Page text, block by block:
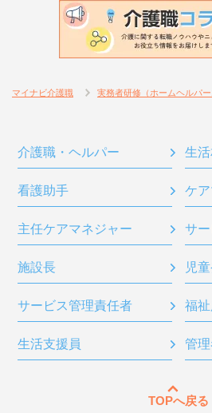
マイナビ介護職 実務者研修（ホームヘルパー
介護職・ヘルパー 生
看護助手 ケ
主任ケアマネジャー サ
施設長 児
サービス管理責任者 福
生活支援員 管
TOPへ戻る